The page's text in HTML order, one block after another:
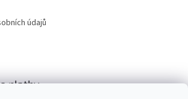
údajů
platby